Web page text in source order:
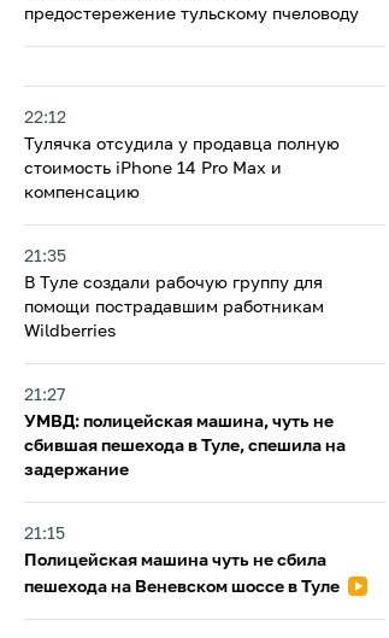
предостережение тульскому пчеловоду
22:12
Тулячка отсудила у продавца полную
стоимость iPhone 14 Pro Max и
компенсацию
21:35
В Туле создали рабочую группу для
помощи пострадавшим работникам
Wildberries
21:27
УМВД: полицейская машина, чуть не
сбившая пешехода в Туле, спешила на
задержание
21:15
Полицейская машина чуть не сбила
пешехода на Веневском шоссе в Туле